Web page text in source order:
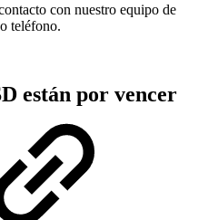
con nuestro equipo de
teléfono.
están por vencer